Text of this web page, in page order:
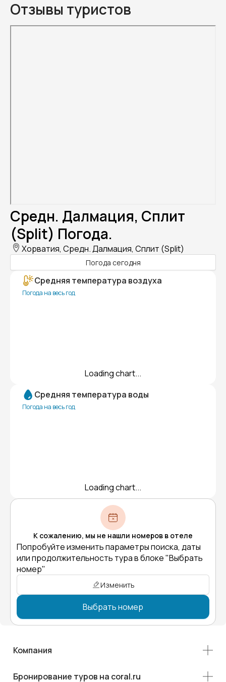
Отзывы туристов
Средн. Далмация, Сплит
(Split) Погода.
Хорватия, Средн. Далмация, Сплит (Split)
Погода сегодня
Средняя температура воздуха
Погода на весь год
Loading chart...
Средняя температура воды
Погода на весь год
Loading chart...
К сожалению, мы не нашли номеров в отеле
Попробуйте изменить параметры поиска, даты
или продолжительность тура в блоке "Выбрать
номер"
Изменить
Выбрать номер
Компания
Бронирование туров на coral.ru